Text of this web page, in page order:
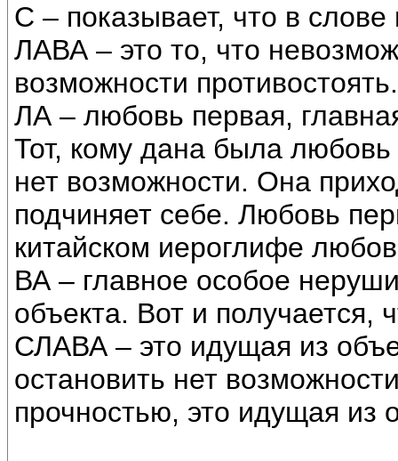
С – показывает, что в
ЛАВА – это то, что
возможности противостоять.
ЛА – любовь первая,
Тот, кому дана была любовь
нет возможности. Она
подчиняет себе. Любовь
китайском иероглифе
ВА – главное особое
объекта. Вот и получается,
СЛАВА – это идущая из
остановить нет
прочностью, это идущая из